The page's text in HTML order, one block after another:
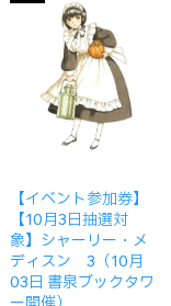
【イベント参加券】
【10月3日抽選対
象】シャーリー・メ
ディスン 3（10月
03日 書泉ブックタワ